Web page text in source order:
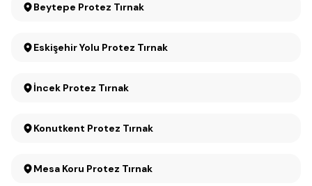
Beytepe Protez Tırnak
Eskişehir Yolu Protez Tırnak
İncek Protez Tırnak
Konutkent Protez Tırnak
Mesa Koru Protez Tırnak